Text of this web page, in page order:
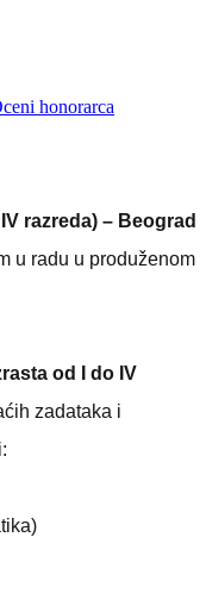
honorarca
razreda) – Beograd
u radu u produženom
od I do IV
zadataka i